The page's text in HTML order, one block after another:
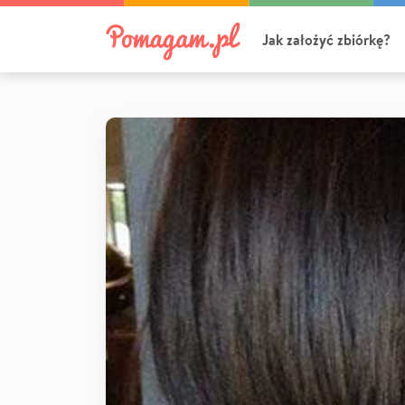
Jak założyć zbiórkę?